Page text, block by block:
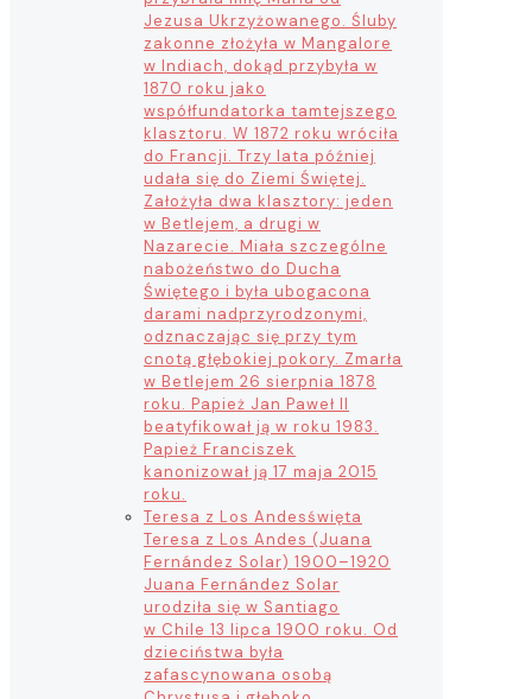
Jezusa Ukrzyżowanego. Śluby
zakonne złożyła w Mangalore
w Indiach, dokąd przybyła w
1870 roku jako
współfundatorka tamtejszego
klasztoru. W 1872 roku wróciła
do Francji. Trzy lata później
udała się do Ziemi Świętej.
Założyła dwa klasztory: jeden
w Betlejem, a drugi w
Nazarecie. Miała szczególne
nabożeństwo do Ducha
Świętego i była ubogacona
darami nadprzyrodzonymi,
odznaczając się przy tym
cnotą głębokiej pokory. Zmarła
w Betlejem 26 sierpnia 1878
roku. Papież Jan Paweł II
beatyfikował ją w roku 1983.
Papież Franciszek
kanonizował ją 17 maja 2015
roku.
Teresa z Los Andesświęta
Teresa z Los Andes (Juana
Fernández Solar) 1900–1920
Juana Fernández Solar
urodziła się w Santiago
w Chile 13 lipca 1900 roku. Od
dzieciństwa była
zafascynowana osobą